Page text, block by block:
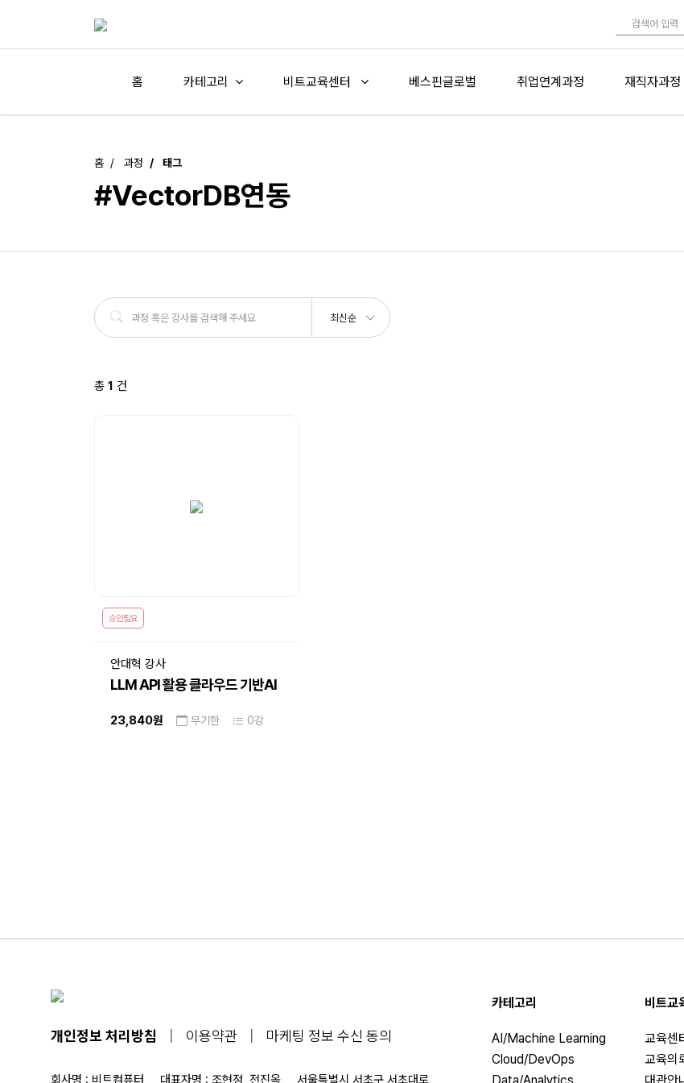
홈 카테고리 비트교육센터 베스핀글로벌 취업연계과정 재직자과정
홈 과정 태그
#VectorDB연동
최신순
총 1 건
승인필요
안대혁 강사
LLM API 활용 클라우드 기반AI
23,840원 무기한 0강
개인정보 처리방침 이용약관 마케팅 정보 수신 동의
회사명 : 비트컴퓨터 대표자명 : 조현정, 전진옥 서울특별시 서초구 서초대로
카테고리
AI/Machine Learning
Cloud/DevOps
비트교
교육센
교육의